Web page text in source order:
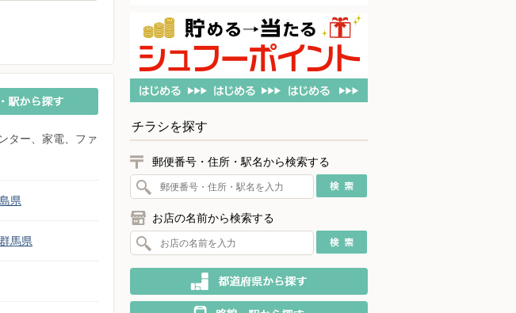
ター、家電、ファ
県
群馬県
チラシを探す
郵便番号・住所・駅名から検索する
お店の名前から検索する